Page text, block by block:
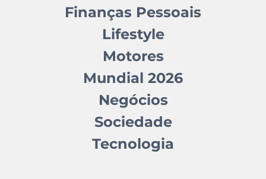
Finanças Pessoais
Lifestyle
Motores
Mundial 2026
Negócios
Sociedade
Tecnologia